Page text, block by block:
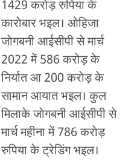
1429 कराेड़ रुपिया के
काराेबार भइल। ओहिजा
जाेगबनी आईसीपी से मार्च
2022 में 586 कराेड़ के
निर्यात आ 200 कराेड़ के
सामान आयात भइल। कुल
मिलाके जाेगबनी आईसीपी से
मार्च महीना में 786 कराेड़
रुपिया के ट्रेडिंग भइल।